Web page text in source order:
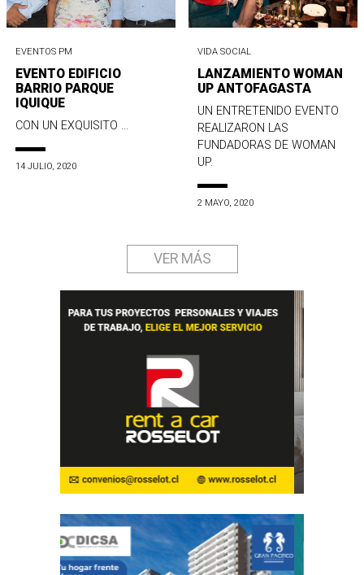
EVENTOS PM
EVENTO EDIFICIO
BARRIO PARQUE
IQUIQUE
CON UN EXQUISITO ...
14 JULIO, 2020
VIDA SOCIAL
LANZAMIENTO WOMAN
UP ANTOFAGASTA
UN ENTRETENIDO EVENTO
REALIZARON LAS
FUNDADORAS DE WOMAN
UP.
2 MAYO, 2020
VER MÁS